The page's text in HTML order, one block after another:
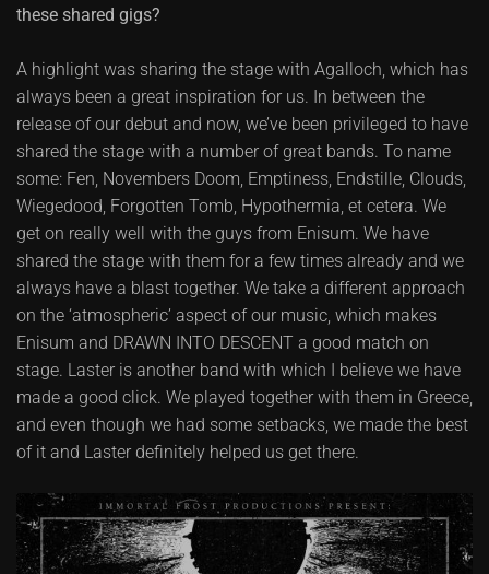
these shared gigs?
A highlight was sharing the stage with Agalloch, which has
always been a great inspiration for us. In between the
release of our debut and now, we’ve been privileged to have
shared the stage with a number of great bands. To name
some: Fen, Novembers Doom, Emptiness, Endstille, Clouds,
Wiegedood, Forgotten Tomb, Hypothermia, et cetera. We
get on really well with the guys from Enisum. We have
shared the stage with them for a few times already and we
always have a blast together. We take a different approach
on the ‘atmospheric’ aspect of our music, which makes
Enisum and DRAWN INTO DESCENT a good match on
stage. Laster is another band with which I believe we have
made a good click. We played together with them in Greece,
and even though we had some setbacks, we made the best
of it and Laster definitely helped us get there.